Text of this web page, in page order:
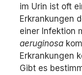
im Urin ist oft
Erkrankungen
einer Infektion
aeruginosa
Erkrankungen
Gibt es